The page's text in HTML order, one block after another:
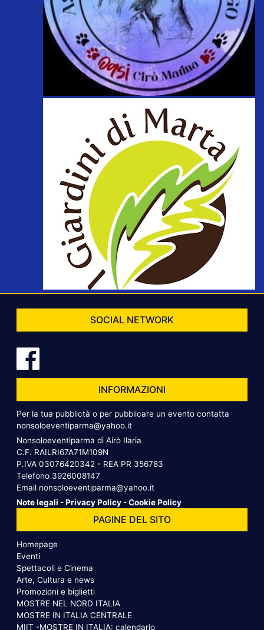
SOCIAL NETWORK
INFORMAZIONI
Per la tua pubblictà o per pubblicare un evento contatta
nonsoloeventiparma@yahoo.it
Nonsoloeventiparma di Airò Ilaria
C.F. RAILRI67A71M109N
P.IVA 03076420342 - REA PR 356783
Telefono 3926008147
Email nonsoloeventiparma@yahoo.it
Note legali -Privacy Policy -Cookie Policy
PAGINE DEL SITO
Homepage
Eventi
Spettacoli e Cinema
Arte, Cultura e news
Promozioni e biglietti
MOSTRE NEL NORD ITALIA
MOSTRE IN ITALIA CENTRALE
MIIT -MOSTRE IN ITALIA: calendario